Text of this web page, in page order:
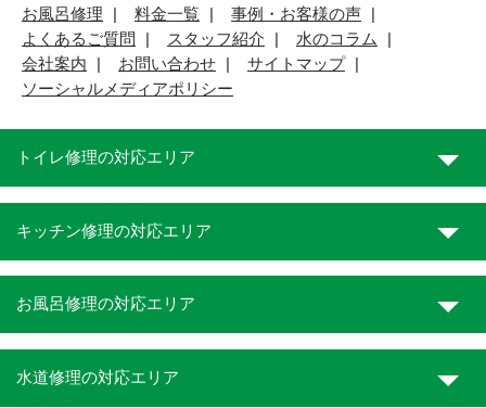
お風呂修理
料金一覧
事例・お客様の声
よくあるご質問
スタッフ紹介
水のコラム
会社案内
お問い合わせ
サイトマップ
ソーシャルメディアポリシー
トイレ修理の対応エリア
キッチン修理の対応エリア
お風呂修理の対応エリア
水道修理の対応エリア